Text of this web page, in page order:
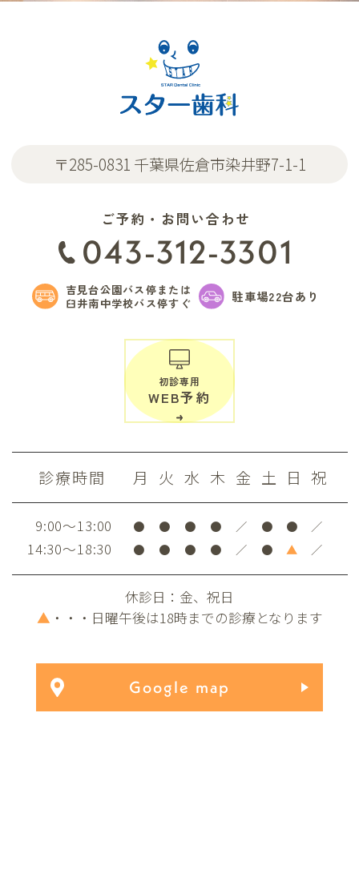
〒285-0831 千葉県佐倉市染井野7-1-1
ご予約・お問い合わせ
043-312-3301
吉見台公園バス停または
臼井南中学校バス停すぐ
駐車場22台あり
初診専用
WEB予約
診療時間 月 火 水 木 金 土 日 祝
9:00～13:00 ● ● ● ● ／ ● ● ／
14:30～18:30 ● ● ● ● ／ ● ▲ ／
休診日：金、祝日
▲ ・・・日曜午後は18時までの診療となります
Google map